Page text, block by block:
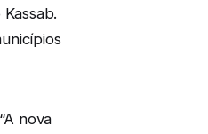
nova